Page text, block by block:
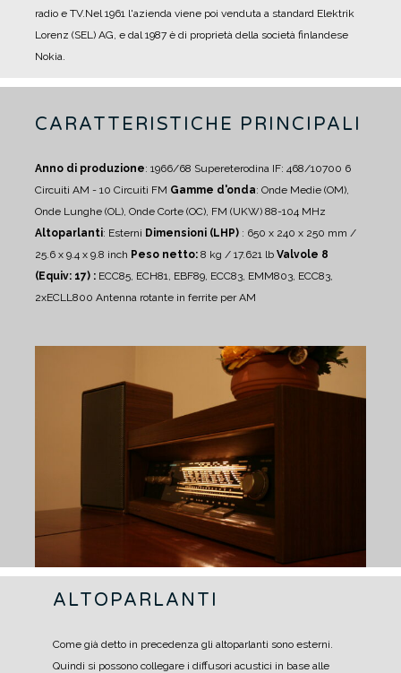
radio e TV.Nel 1961 l'azienda viene poi venduta a standard Elektrik
Lorenz (SEL) AG, e dal 1987 è di proprietà della società finlandese
Nokia.
CARATTERISTICHE PRINCIPALI
Anno di produzione: 1966/68 Supereterodina IF: 468/10700 6
Circuiti AM - 10 Circuiti FM Gamme d'onda: Onde Medie (OM),
Onde Lunghe (OL), Onde Corte (OC), FM (UKW) 88-104 MHz
Altoparlanti: Esterni Dimensioni (LHP) : 650 x 240 x 250 mm /
25.6 x 9.4 x 9.8 inch Peso netto: 8 kg / 17.621 lb Valvole 8
(Equiv: 17) : ECC85, ECH81, EBF89, ECC83, EMM803, ECC83,
2xECLL800 Antenna rotante in ferrite per AM
ALTOPARLANTI
Come già detto in precedenza gli altoparlanti sono esterni.
Quindi si possono collegare i diffusori acustici in base alle